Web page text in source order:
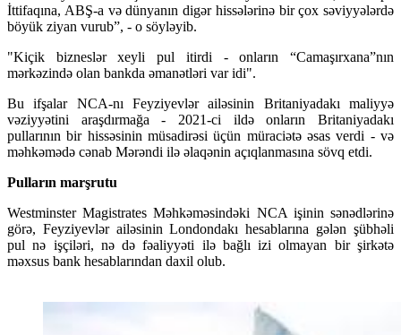
İttifaqına, ABŞ-a və dünyanın digər hissələrinə bir çox səviyyələrdə
böyük ziyan vurub”, - o söyləyib.
"Kiçik bizneslər xeyli pul itirdi - onların “Camaşırxana”nın
mərkəzində olan bankda əmanətləri var idi".
Bu ifşalar NCA-nı Feyziyevlər ailəsinin Britaniyadakı maliyyə
vəziyyətini araşdırmağa - 2021-ci ildə onların Britaniyadakı
pullarının bir hissəsinin müsadirəsi üçün müraciətə əsas verdi - və
məhkəmədə cənab Mərəndi ilə əlaqənin açıqlanmasına sövq etdi.
Pulların marşrutu
Westminster Magistrates Məhkəməsindəki NCA işinin sənədlərinə
görə, Feyziyevlər ailəsinin Londondakı hesablarına gələn şübhəli
pul nə işçiləri, nə də fəaliyyəti ilə bağlı izi olmayan bir şirkətə
məxsus bank hesablarından daxil olub.